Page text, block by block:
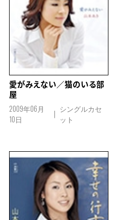
愛がみえない／猫のいる部
屋
2009年06月
10日
シングルカセ
ット